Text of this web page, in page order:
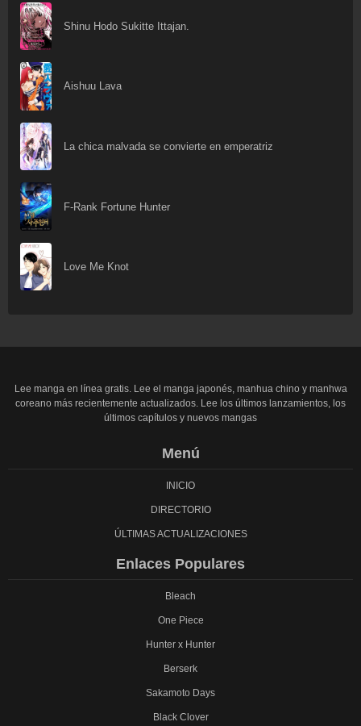
Shinu Hodo Sukitte Ittajan.
Aishuu Lava
La chica malvada se convierte en emperatriz
F-Rank Fortune Hunter
Love Me Knot
Lee manga en línea gratis. Lee el manga japonés, manhua chino y manhwa
coreano más recientemente actualizados. Lee los últimos lanzamientos, los
últimos capítulos y nuevos mangas
Menú
INICIO
DIRECTORIO
ÚLTIMAS ACTUALIZACIONES
Enlaces Populares
Bleach
One Piece
Hunter x Hunter
Berserk
Sakamoto Days
Black Clover